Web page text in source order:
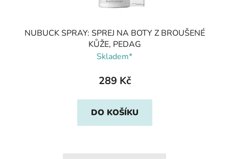
NUBUCK SPRAY: SPREJ NA BOTY Z BROUŠENÉ
KŮŽE, PEDAG
Skladem*
289 Kč
DO KOŠÍKU